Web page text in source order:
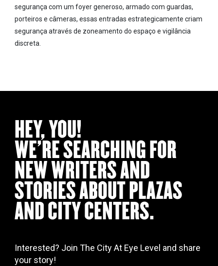
segurança com um foyer generoso, armado com guardas,
porteiros e câmeras, essas entradas estrategicamente criam
segurança através de zoneamento do espaço e vigilância
discreta.
HEY, YOU!
WE’RE SEARCHING FOR
NEW WRITERS AND
STORIES ABOUT PLAZAS
AND CITY CENTERS.
Interested? Join The City At Eye Level and share
your story!